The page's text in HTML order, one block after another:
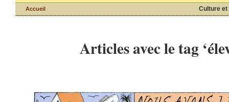
Culture et
Accueil
Articles avec le tag